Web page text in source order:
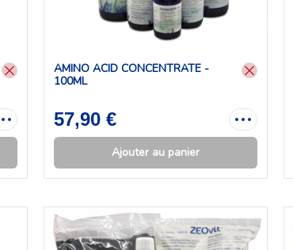
AMINO ACID CONCENTRATE -
100ML
57,90 €
Ajouter au panier